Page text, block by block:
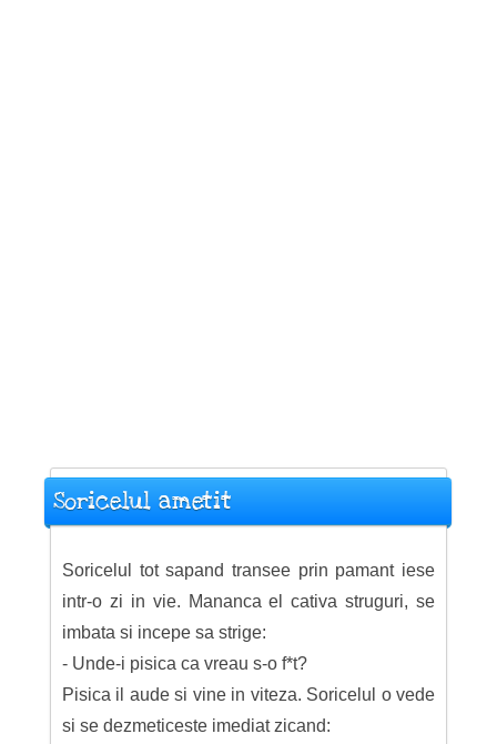
Soricelul ametit
Soricelul tot sapand transee prin pamant iese
intr-o zi in vie. Mananca el cativa struguri, se
imbata si incepe sa strige:
- Unde-i pisica ca vreau s-o f*t?
Pisica il aude si vine in viteza. Soricelul o vede
si se dezmeticeste imediat zicand: